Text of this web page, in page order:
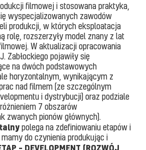
filmowej i stosowana praktyka,
wyspecjalizowanych zawodów
produkcji, w których eksploatacja
rolę, rozszerzyły model znany z lat
W aktualizacji opracowania
Zabłockiego pojawiły się
na dwóch podstawowych
horyzontalnym, wynikającym z
nad filmem (ze szczególnym
i dystrybucji) oraz podziale
7 obszarów
zwanych pionów głównych).
polega na zdefiniowaniu etapów i
do czynienia produkując i
– DEVELOPMENT (ROZWÓJ